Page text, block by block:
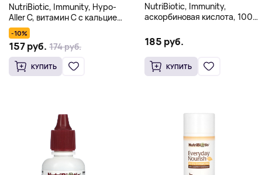
NutriBiotic, Immunity, Hypo-
Aller C, витамин C с кальцием,
магнием, калием и цинком, 1
кг (2,2 фунта)
-10%
157 руб. 174 руб.
КУПИТЬ
NutriBiotic, Immunity,
аскорбиновая кислота, 100%
кристаллический порошок, 1
кг (2,2 фунта)
185 руб.
КУПИТЬ